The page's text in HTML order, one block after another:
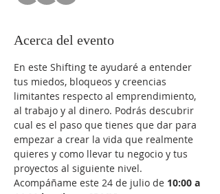
Acerca del evento
En este Shifting te ayudaré a entender
tus miedos, bloqueos y creencias
limitantes respecto al emprendimiento,
al trabajo y al dinero. Podrás descubrir
cual es el paso que tienes que dar para
empezar a crear la vida que realmente
quieres y como llevar tu negocio y tus
proyectos al siguiente nivel.
Acompáñame este 24 de julio de 10:00 a